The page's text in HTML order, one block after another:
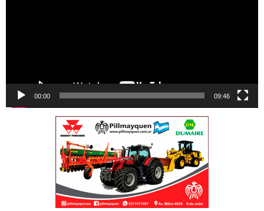
00:00 09:46